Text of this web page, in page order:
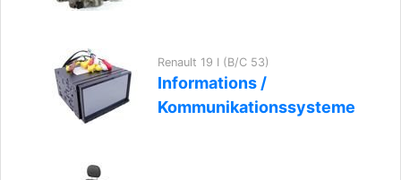
Renault 19 I (B/C 53)
Informations /
Kommunikationssysteme